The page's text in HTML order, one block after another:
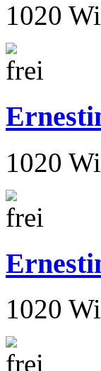
Elsa
1020
1020